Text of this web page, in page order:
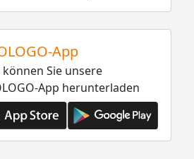
App
können Sie unsere
App herunterladen